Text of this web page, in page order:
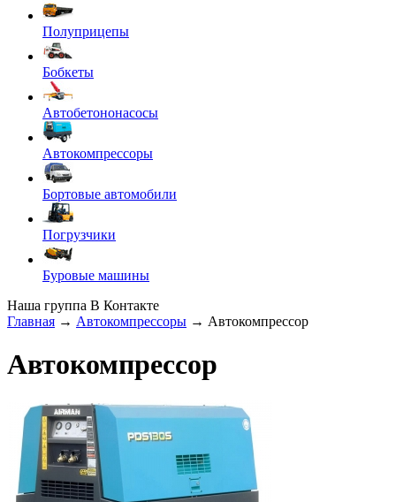
Полуприцепы
Бобкеты
Автобетононасосы
Автокомпрессоры
Бортовые автомобили
Погрузчики
Буровые машины
Наша группа В Контакте
Главная → Автокомпрессоры → Автокомпрессор
Автокомпрессор